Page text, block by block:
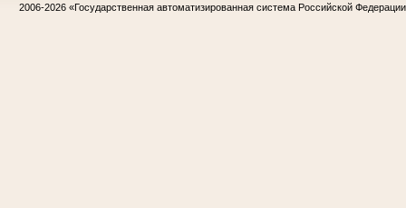
2006-2026 «Государственная автоматизированная система Российской